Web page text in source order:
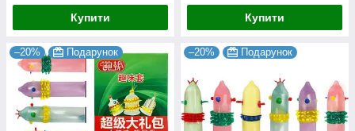
Купити Купити
–20% Подарунок –20% Подарунок